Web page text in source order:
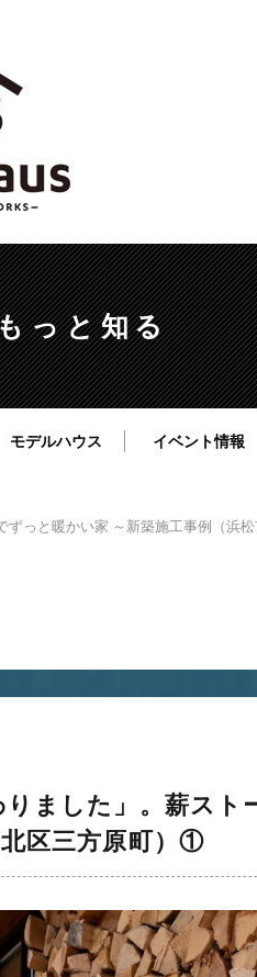
っと知る
モデルハウス イベント情報
ずっと暖かい家 ～新築施工事例（浜
りました」。薪スト
区三方原町）①